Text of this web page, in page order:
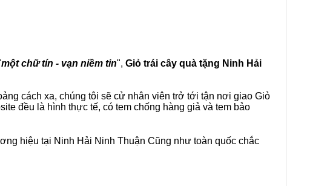
một chữ tín - vạn niềm tin", Giỏ trái cây quà tặng Ninh Hải
cách xa, chúng tôi sẽ cử nhân viên trở tới tận nơi giao Giỏ
đều là hình thực tế, có tem chống hàng giả và tem bảo
hiệu tại Ninh Hải Ninh Thuận Cũng như toàn quốc chắc